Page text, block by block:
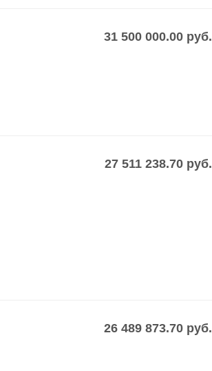
31 500 000.00 руб.
27 511 238.70 руб.
26 489 873.70 руб.